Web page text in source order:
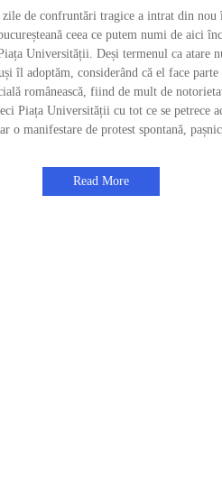
zile de confruntări tragice a intrat din nou
ceea ce putem numi de aici
Universității. Deși termenul ca atare
îl adoptăm, considerând că el face
românească, fiind de mult de
Piața Universității cu tot ce se petrece
o manifestare de protest spontană,
Read More